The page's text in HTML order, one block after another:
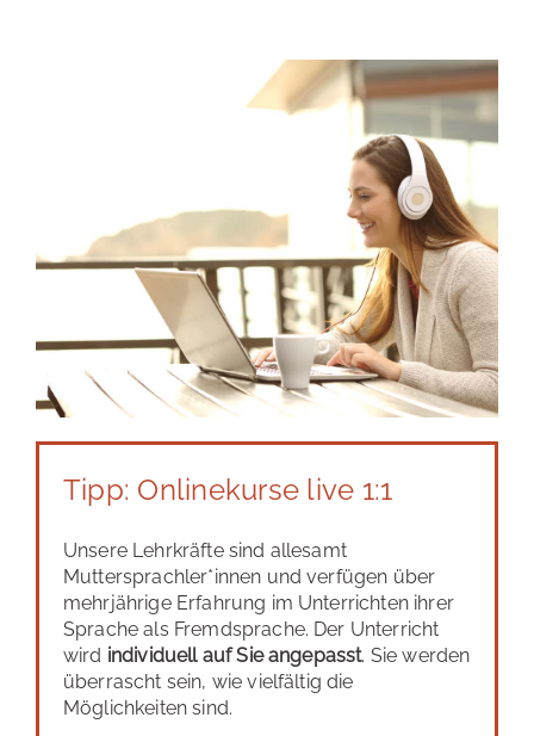
Tipp: Onlinekurse live 1:1
Unsere Lehrkräfte sind allesamt
Muttersprachler*innen und verfügen über
mehrjährige Erfahrung im Unterrichten ihrer
Sprache als Fremdsprache. Der Unterricht
wird individuell auf Sie angepasst. Sie werden
überrascht sein, wie vielfältig die
Möglichkeiten sind.